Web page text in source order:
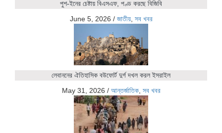
পুশ-ইনের চেষ্টায় বিএসএফ, পণ্ড করছে বিজিবি
June 5, 2026 / জাতীয়, সব খবর
লেবাননের ঐতিহাসিক বউফোর্ট দুর্গ দখল করল ইসরাইল
May 31, 2026 / আন্তর্জাতিক, সব খবর